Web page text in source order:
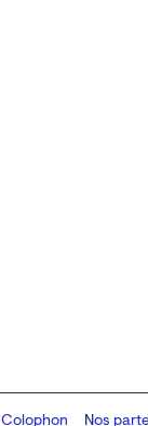
Colophon
Design:MarcelNos